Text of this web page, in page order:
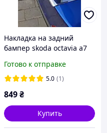
Накладка на задний
бампер skoda octavia a7
загибом. нерж. Турция
Готово к отправке
5.0 (1)
849₴
Купить